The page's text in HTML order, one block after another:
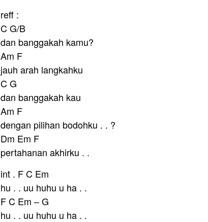
reff :
C G/B
dan banggakah kamu?
Am F
jauh arah langkahku
C G
dan banggakah kau
Am F
dengan pilihan bodohku . . ?
Dm Em F
pertahanan akhirku . .
int . F C Em
hu . . uu huhu u ha . .
F C Em – G
hu . . uu huhu u ha . .